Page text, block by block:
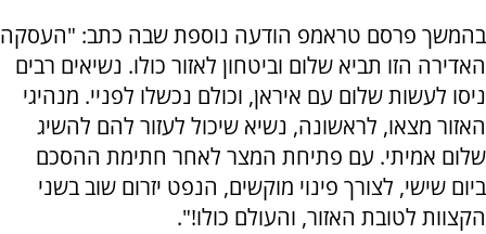
בהמשך פרסם טראמפ הודעה נוספת שבה כתב: "העסקה
האדירה הזו תביא שלום וביטחון לאזור כולו. נשיאים רבים
ניסו לעשות שלום עם איראן, וכולם נכשלו לפניי. מנהיגי
האזור מצאו, לראשונה, נשיא שיכול לעזור להם להשיג
שלום אמיתי. עם פתיחת המצר לאחר חתימת ההסכם
ביום שישי, לצורך פינוי מוקשים, הנפט יזרום שוב בשני
הקצוות לטובת האזור, והעולם כולו!".